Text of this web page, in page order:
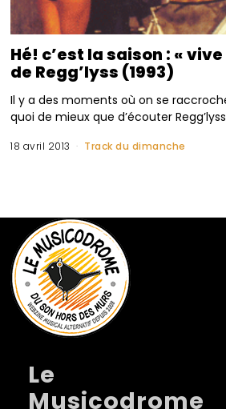
Hé! c’est la saison : «
de Regg’lyss (1993)
Il y a des moments où on se
quoi de mieux que d’écouter
18 avril 2013 Track du dimanche
Le
Musicodrome